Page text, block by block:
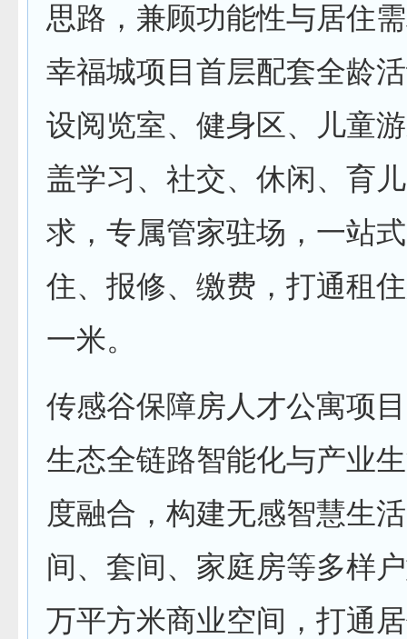
思路，兼顾功能性与居住
幸福城项目首层配套全龄
设阅览室、健身区、儿童
盖学习、社交、休闲、育
求，专属管家驻场，一站
住、报修、缴费，打通租
一米。
传感谷保障房人才公寓项
生态全链路智能化与产业
度融合，构建无感智慧生
间、套间、家庭房等多样
万平方米商业空间，打通